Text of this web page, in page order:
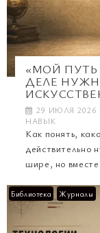
«МОЙ
ДЕЛЕ
29 ИЮЛЯ 2026
НАВЫК
Как понять,
действительно
шире, но вместе
Библиотека Журналы